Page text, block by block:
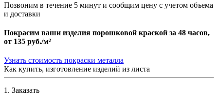
Позвоним в течение 5 минут и сообщим цену с учетом объема
и доставки
Покрасим ваши изделия порошковой краской за 48 часов,
от 135 руб./м²
Узнать стоимость покраски металла
Как купить, изготовление изделий из листа
1. Заказать